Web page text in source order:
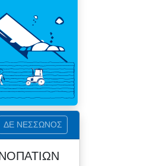
ΔΕ ΝΕΣΣΩΝΟΣ